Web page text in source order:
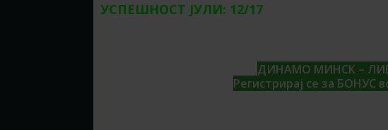
УСПЕШНОСТ ЈУЛИ: 12/17
ДИНАМО МИНСК –
Регистрирај се за БОНУС